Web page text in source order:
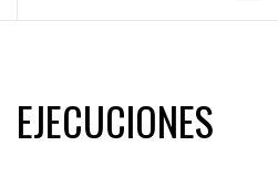
EJECUCIONES